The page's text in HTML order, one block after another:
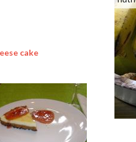
cake